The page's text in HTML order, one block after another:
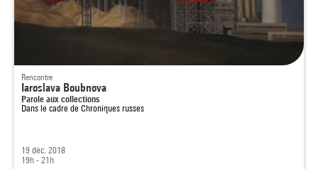
Rencontre
Iaroslava Boubnova
Parole aux collections
Dans le cadre de Chroniques russes
19 déc. 2018
19h - 21h